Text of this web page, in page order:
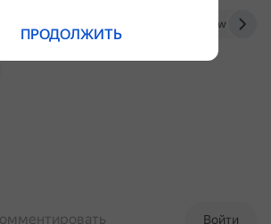
www.ivi.ru
Войти
ПРОДОЛЖИТЬ